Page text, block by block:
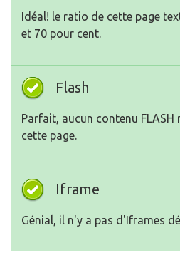
Idéal! le ratio de cette page
et 70 pour cent.
Flash
Parfait, aucun contenu FLASH
cette page.
Iframe
Génial, il n'y a pas d'Iframes